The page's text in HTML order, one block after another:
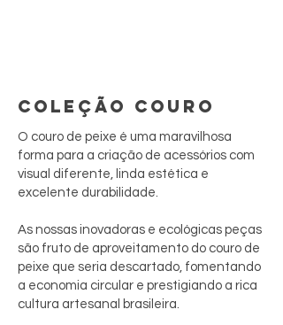
COLEÇÃO COURO
O couro de peixe é uma maravilhosa
forma para a criação de acessórios com
visual diferente, linda estética e
excelente durabilidade.
As nossas inovadoras e ecológicas peças
são fruto de aproveitamento do couro de
peixe que seria descartado, fomentando
a economia circular e prestigiando a rica
cultura artesanal brasileira.